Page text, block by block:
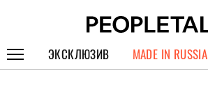
ЭКСКЛЮЗИВ MADE IN RUSSIA